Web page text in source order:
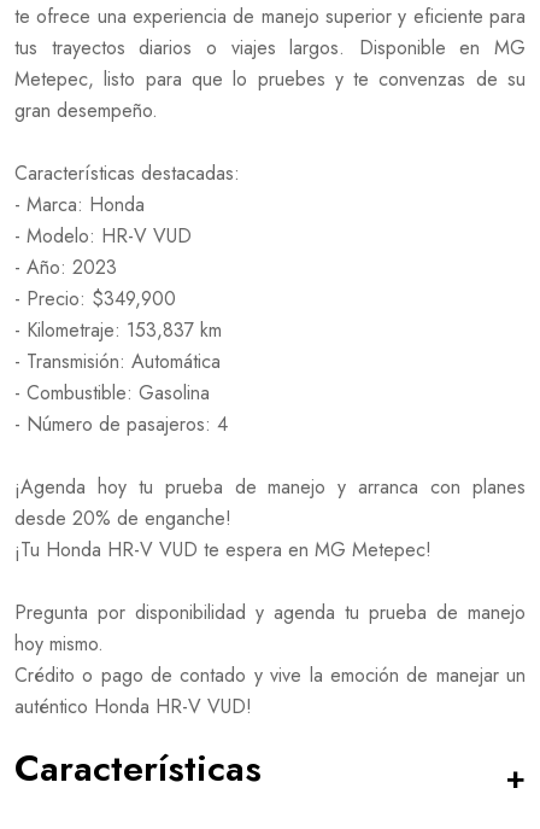
te ofrece una experiencia de manejo superior y eficiente para
tus trayectos diarios o viajes largos. Disponible en MG
Metepec, listo para que lo pruebes y te convenzas de su
gran desempeño.
Características destacadas:
- Marca: Honda
- Modelo: HR-V VUD
- Año: 2023
- Precio: $349,900
- Kilometraje: 153,837 km
- Transmisión: Automática
- Combustible: Gasolina
- Número de pasajeros: 4
¡Agenda hoy tu prueba de manejo y arranca con planes
desde 20% de enganche!
¡Tu Honda HR-V VUD te espera en MG Metepec!
Pregunta por disponibilidad y agenda tu prueba de manejo
hoy mismo.
Crédito o pago de contado y vive la emoción de manejar un
auténtico Honda HR-V VUD!
Características